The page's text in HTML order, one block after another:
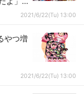
2021/6/22(Tu) 13:00
やつ増
2021/6/22(Tu) 13:00